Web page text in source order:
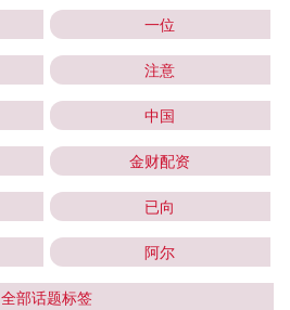
一位
注意
中国
金财配资
已向
阿尔
全部话题标签